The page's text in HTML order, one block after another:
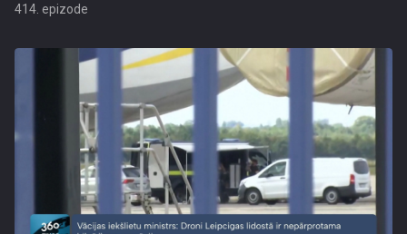
414. epizode